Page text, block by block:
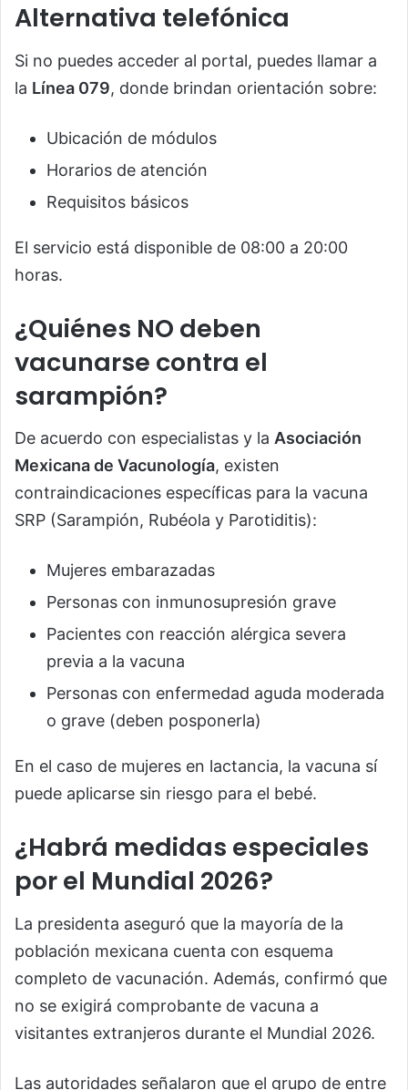
Alternativa telefónica
Si no puedes acceder al portal, puedes llamar a
la Línea 079, donde brindan orientación sobre:
Ubicación de módulos
Horarios de atención
Requisitos básicos
El servicio está disponible de 08:00 a 20:00
horas.
¿Quiénes NO deben
vacunarse contra el
sarampión?
De acuerdo con especialistas y la Asociación
Mexicana de Vacunología, existen
contraindicaciones específicas para la vacuna
SRP (Sarampión, Rubéola y Parotiditis):
Mujeres embarazadas
Personas con inmunosupresión grave
Pacientes con reacción alérgica severa
previa a la vacuna
Personas con enfermedad aguda moderada
o grave (deben posponerla)
En el caso de mujeres en lactancia, la vacuna sí
puede aplicarse sin riesgo para el bebé.
¿Habrá medidas especiales
por el Mundial 2026?
La presidenta aseguró que la mayoría de la
población mexicana cuenta con esquema
completo de vacunación. Además, confirmó que
no se exigirá comprobante de vacuna a
visitantes extranjeros durante el Mundial 2026.
Las autoridades señalaron que el grupo de entre